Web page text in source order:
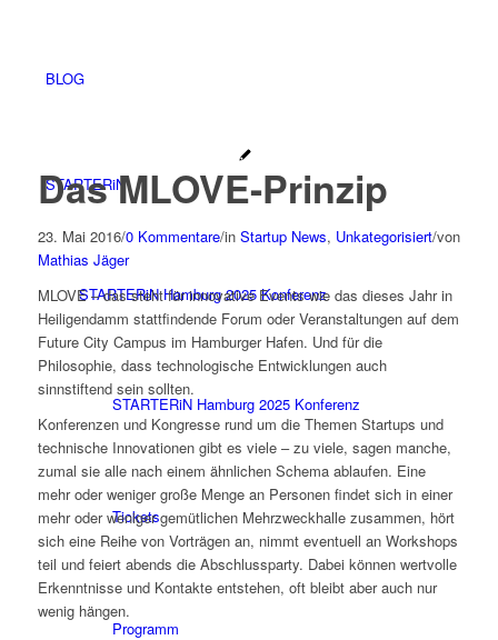
BLOG
STARTERiN
STARTERiN Hamburg 2025 Konferenz
STARTERiN Hamburg 2025 Konferenz
Tickets
Programm
Das MLOVE-Prinzip
23. Mai 2016/0 Kommentare/in Startup News, Unkategorisiert/von
Mathias Jäger
MLOVE – das steht für innovative Events wie das dieses Jahr in
Heiligendamm stattfindende Forum oder Veranstaltungen auf dem
Future City Campus im Hamburger Hafen. Und für die
Philosophie, dass technologische Entwicklungen auch
sinnstiftend sein sollten.
Konferenzen und Kongresse rund um die Themen Startups und
technische Innovationen gibt es viele – zu viele, sagen manche,
zumal sie alle nach einem ähnlichen Schema ablaufen. Eine
mehr oder weniger große Menge an Personen findet sich in einer
mehr oder weniger gemütlichen Mehrzweckhalle zusammen, hört
sich eine Reihe von Vorträgen an, nimmt eventuell an Workshops
teil und feiert abends die Abschlussparty. Dabei können wertvolle
Erkenntnisse und Kontakte entstehen, oft bleibt aber auch nur
wenig hängen.